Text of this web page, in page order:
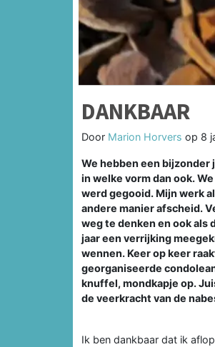
DANKBAAR
Door Marion Horvers op 8
We hebben een
in welke vorm dan ook.
werd gegooid. Mijn werk
andere manier afscheid.
weg te denken en ook als
jaar een verrijking
wennen. Keer op keer
georganiseerde
knuffel, mondkapje op.
de veerkracht van de
Ik ben dankbaar dat ik